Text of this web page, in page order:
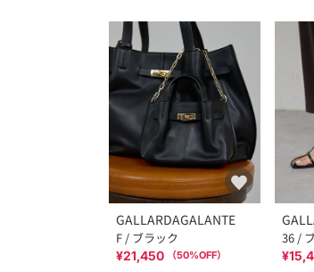
GALLARDAGALANTE
F / ブラック
¥21,450 （50%OFF）
36 /